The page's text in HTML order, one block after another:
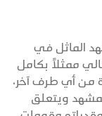
الماثل في
ممثلاً بكامل
من أي طرف آخر،
ويتعلق